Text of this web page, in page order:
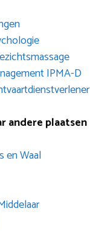
IPMA-D
andere plaatsen
en Waal